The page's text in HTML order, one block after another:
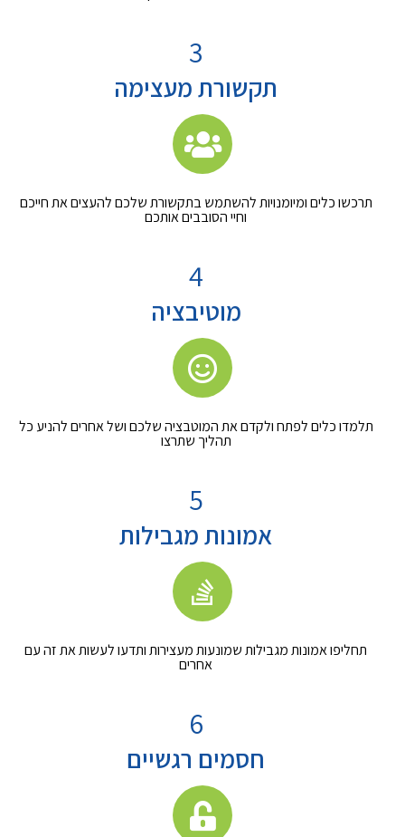
3
תקשורת מעצימה
תרכשו כלים ומיומנויות להשתמש בתקשורת שלכם להעצים את חייכם
וחיי הסובבים אותכם
4
מוטיבציה
תלמדו כלים לפתח ולקדם את המוטבציה שלכם ושל אחרים להניע כל
תהליך שתרצו
5
אמונות מגבילות
תחליפו אמונות מגבילות שמונעות מעצירות ותדעו לעשות את זה עם
אחרים
6
חסמים רגשיים